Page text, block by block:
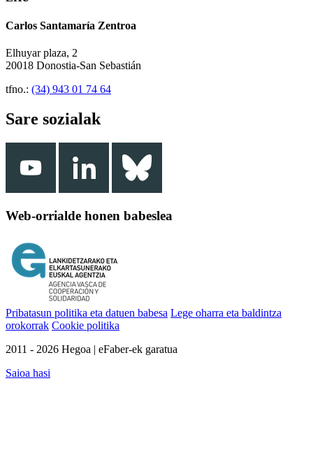
Carlos Santamaría Zentroa
Elhuyar plaza, 2
20018 Donostia-San Sebastián
tfno.: (34) 943 01 74 64
Sare sozialak
Web-orrialde honen babeslea
Pribatasun politika eta datuen babesa Lege oharra eta baldintza
orokorrak Cookie politika
2011 - 2026 Hegoa | eFaber-ek garatua
Saioa hasi